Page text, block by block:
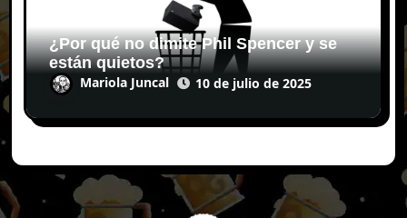
¿Por qué no dimite Phil Spencer y se
están quietos?
Mariola Juncal 10 de julio de 2025